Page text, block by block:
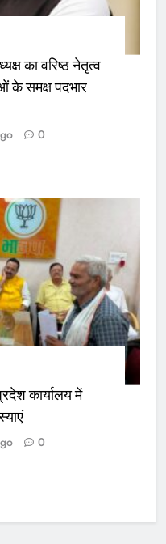
का वरिष्ठ नेतृत्व
के समक्ष पदभार
0
कार्यालय में
0